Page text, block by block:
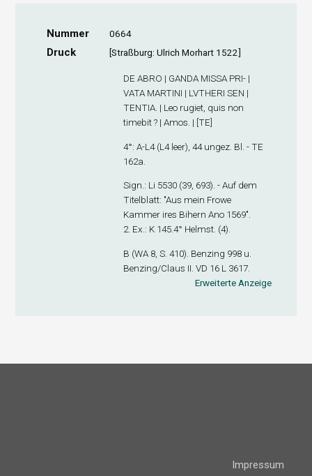
Nummer 0664
Druck [Straßburg: Ulrich Morhart 1522]
DE ABRO | GANDA MISSA PRI- |
VATA MARTINI | LVTHERI SEN |
TENTIA. | Leo rugiet, quis non
timebit ? | Amos. | [TE]
4°: A-L4(L4 leer), 44 ungez. Bl. - TE
162a.
Sign.: Li 5530 (39, 693). - Auf dem
Titelblatt: "Aus mein Frowe
Kammer ires Bihern Ano 1569".
2. Ex.: K 145.4° Helmst. (4).
B (WA 8, S. 410). Benzing 998 u.
Benzing/Claus II. VD 16 L 3617.
Erweiterte Anzeige
Impressum